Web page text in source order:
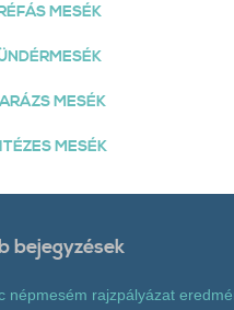
MESÉK
MESÉK
MESÉK
bejegyzések
népmesém rajzpályázat